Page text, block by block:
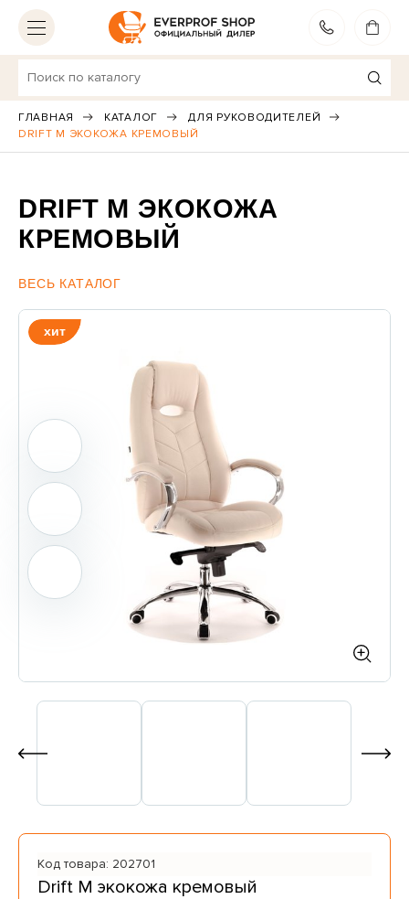
МОСКВА ВЫБЕРИТЕ ДРУГОЙ ГОРОД
Игровые кресла23
Для руководителей25
Для посетителей
Весь каталог
Контакты
Доставка
Шоу-рум
(шоу-рум закрыт)
info@everprof-shop.ru
whatsapp/telegramm
ГЛАВНАЯ КАТАЛОГ
ДЛЯ РУКОВОДИТЕЛЕЙ
DRIFT M ЭКОКОЖА КРЕМОВЫЙ
DRIFT M ЭКОКОЖА
КРЕМОВЫЙ
ВЕСЬ КАТАЛОГ
хит
Код товара: 202701
Drift M экокожа кремовый